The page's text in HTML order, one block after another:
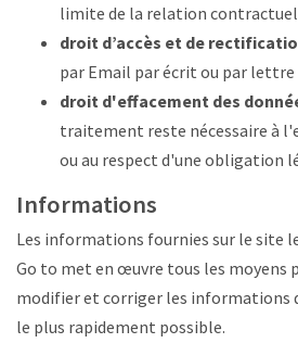
limite de la relation
droit d’accès et de
par Email par écrit ou par lettre
droit d'effacement des
traitement reste nécessaire à
ou au respect d'une obligation
Informations
Les informations fournies sur le site
Go to met en œuvre tous les moyens
modifier et corriger les informations
le plus rapidement possible.